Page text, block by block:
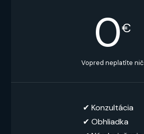
0€
Vopred neplatíte nič
✔︎ Konzultácia
✔︎ Obhliadka